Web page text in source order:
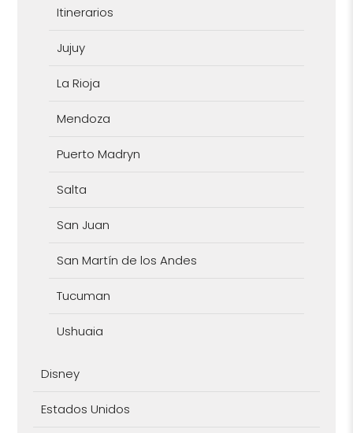
Itinerarios
Jujuy
La Rioja
Mendoza
Puerto Madryn
Salta
San Juan
San Martín de los Andes
Tucuman
Ushuaia
Disney
Estados Unidos